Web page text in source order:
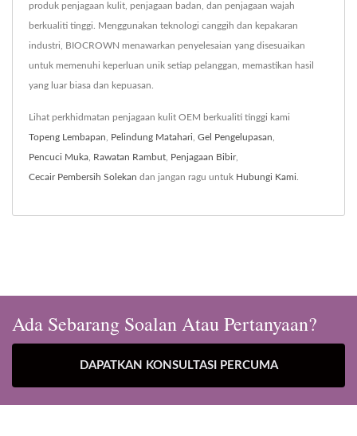
produk penjagaan kulit, penjagaan badan, dan penjagaan wajah
berkualiti tinggi. Menggunakan teknologi canggih dan kepakaran
industri, BIOCROWN menawarkan penyelesaian yang disesuaikan
untuk memenuhi keperluan unik setiap pelanggan, memastikan hasil
yang luar biasa dan kepuasan.
Lihat perkhidmatan penjagaan kulit OEM berkualiti tinggi kami
Topeng Lembapan, Pelindung Matahari, Gel Pengelupasan,
Pencuci Muka, Rawatan Rambut, Penjagaan Bibir,
Cecair Pembersih Solekan dan jangan ragu untuk Hubungi Kami.
Ada Sebarang Soalan Atau Pertanyaan?
DAPATKAN KONSULTASI PERCUMA